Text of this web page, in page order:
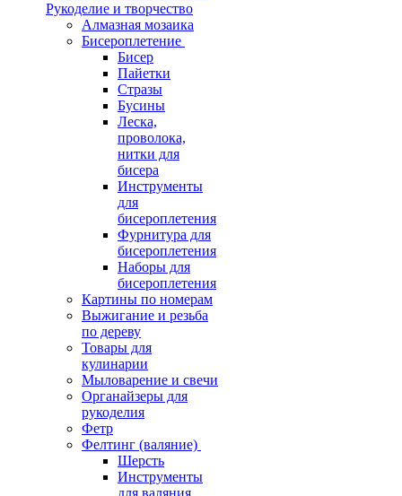
Рукоделие и творчество
Алмазная мозаика
Бисероплетение
Бисер
Пайетки
Стразы
Бусины
Леска,
проволока,
нитки для
бисера
Инструменты
для
бисероплетения
Фурнитура для
бисероплетения
Наборы для
бисероплетения
Картины по номерам
Выжигание и резьба
по дереву
Товары для
кулинарии
Мыловарение и свечи
Органайзеры для
рукоделия
Фетр
Фелтинг (валяние)
Шерсть
Инструменты
для валяния